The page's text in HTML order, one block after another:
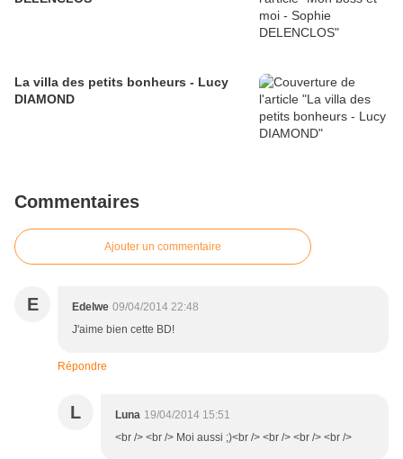
La villa des petits bonheurs - Lucy
DIAMOND
Commentaires
Ajouter un commentaire
E Edelwe 09/04/2014 22:48
J'aime bien cette BD!
Répondre
L Luna 19/04/2014 15:51
<br /> <br /> Moi aussi ;)<br /> <br /> <br /> <br />